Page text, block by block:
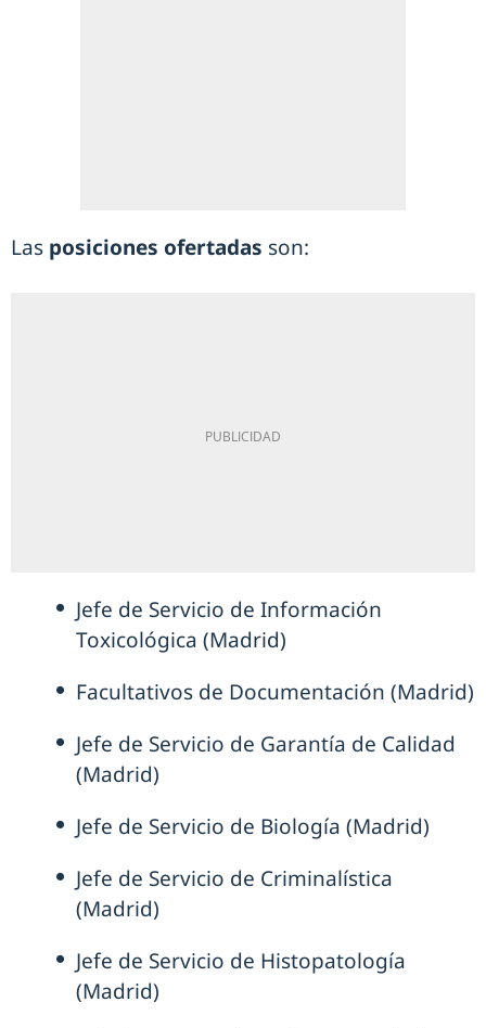
Las posiciones ofertadas son:
Jefe de Servicio de Información
Toxicológica (Madrid)
Facultativos de Documentación (Madrid)
Jefe de Servicio de Garantía de Calidad
(Madrid)
Jefe de Servicio de Biología (Madrid)
Jefe de Servicio de Criminalística
(Madrid)
Jefe de Servicio de Histopatología
(Madrid)